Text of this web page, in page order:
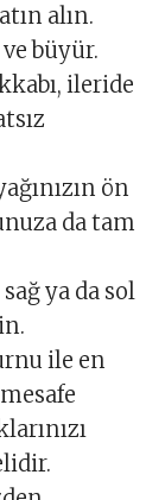
alın.
büyür.
ileride
ön
da tam
ya da sol
ile en